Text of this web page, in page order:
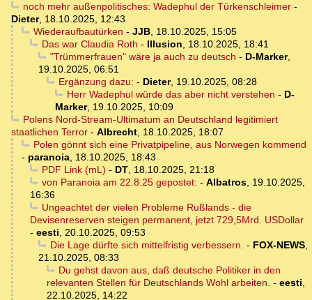
noch mehr außenpolitisches: Wadephul der Türkenschleimer-
Dieter, 18.10.2025, 12:43
Wiederaufbautürken - JJB, 18.10.2025, 15:05
Das war Claudia Roth - Illusion, 18.10.2025, 18:41
"Trümmerfrauen" wäre ja auch zu deutsch - D-Marker,
19.10.2025, 06:51
Ergänzung dazu: - Dieter, 19.10.2025, 08:28
Herr Wadephul würde das aber nicht verstehen - D-
Marker, 19.10.2025, 10:09
Polens Nord-Stream-Ultimatum an Deutschland legitimiert
staatlichen Terror - Albrecht, 18.10.2025, 18:07
Polen gönnt sich eine Privatpipeline, aus Norwegen kommend
- paranoia, 18.10.2025, 18:43
PDF Link (mL) - DT, 18.10.2025, 21:18
von Paranoia am 22.8.25 gepostet: - Albatros, 19.10.2025,
16:36
Ungeachtet der vielen Probleme Rußlands - die
Devisenreserven steigen permanent, jetzt 729,5Mrd. USDollar
- eesti, 20.10.2025, 09:53
Die Lage dürfte sich mittelfristig verbessern. - FOX-NEWS,
21.10.2025, 08:33
Du gehst davon aus, daß deutsche Politiker in den
relevanten Stellen für Deutschlands Wohl arbeiten. - eesti,
22.10.2025, 14:22